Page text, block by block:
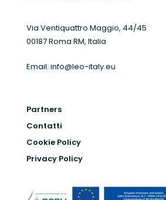
Via Ventiquattro Maggio, 44/45
00187 Roma RM, Italia
Email: info@leo-italy.eu
Partners
Contatti
Cookie Policy
Privacy Policy